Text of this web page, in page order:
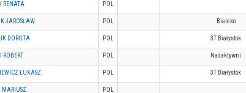
RENATA POL
JAROSŁAW POL Bialeko
DOROTA POL 3T Białystok
ROBERT POL Nadaktywni
ŁUKASZ POL 3T Białystok
POL